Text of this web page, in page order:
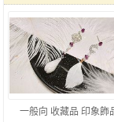
一般向 收藏品 印象飾